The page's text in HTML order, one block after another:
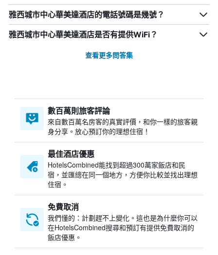
雅西城市中心華美達酒店的電話號碼是幾號？
雅西城市中心華美達酒店是否有提供WiFi？
查看更多問答集
數百萬則旅客評論
來自數百萬名房客的真實評價，和你一樣的旅客親
身分享。放心預訂你的理想住宿！
最佳酒店優惠
HotelsCombined​能找到超過300萬家飯店和民
宿，並匯總在同一個地方，方便你比較並找出理想
住宿。
免費取消
我們懂的：計劃趕不上變化。這也是為什麼你可以
在HotelsCombined搜尋和預訂有提供免費取消的
飯店優惠。